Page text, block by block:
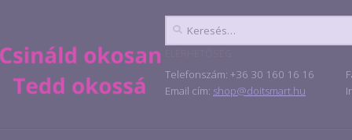
Keresés:
Telefonszám: +36 30 160 16 16
Email cím: shop@doitsmart.hu